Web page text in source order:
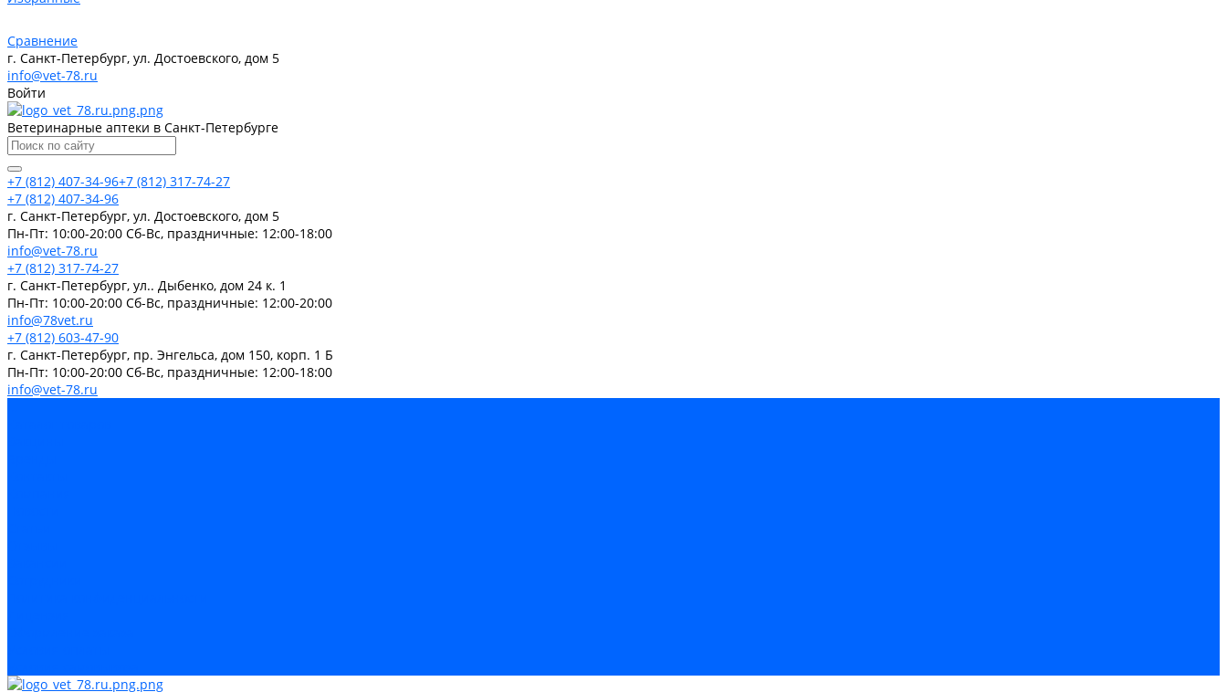
Сравнение
г. Санкт-Петербург, ул. Достоевского, дом 5
info@vet-78.ru
Войти
Ветеринарные аптеки в Санкт-Петербурге
+7 (812) 407-34-96+7 (812) 317-74-27
+7 (812) 407-34-96
г. Санкт-Петербург, ул. Достоевского, дом 5
Пн-Пт: 10:00-20:00 Cб-Вс, праздничные: 12:00-18:00
info@vet-78.ru
+7 (812) 317-74-27
г. Санкт-Петербург, ул.. Дыбенко, дом 24 к. 1
Пн-Пт: 10:00-20:00 Cб-Вс, праздничные: 12:00-20:00
info@78vet.ru
+7 (812) 603-47-90
г. Санкт-Петербург, пр. Энгельса, дом 150, корп. 1 Б
Пн-Пт: 10:00-20:00 Cб-Вс, праздничные: 12:00-18:00
info@vet-78.ru